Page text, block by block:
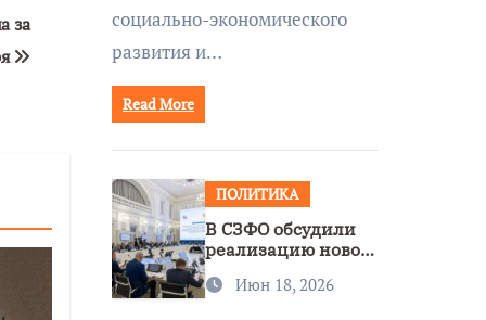
за
социально-экономического
развития и…
Read More
ПОЛИТИКА
В СЗФО обсудили
реализацию новой
нацполитики
Июн 18, 2026